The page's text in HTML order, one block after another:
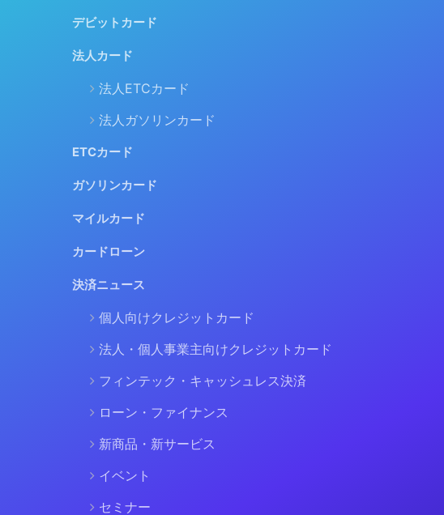
デビットカード
法人カード
法人ETCカード
法人ガソリンカード
ETCカード
ガソリンカード
マイルカード
カードローン
決済ニュース
個人向けクレジットカード
法人・個人事業主向けクレジットカード
フィンテック・キャッシュレス決済
ローン・ファイナンス
新商品・新サービス
イベント
セミナー